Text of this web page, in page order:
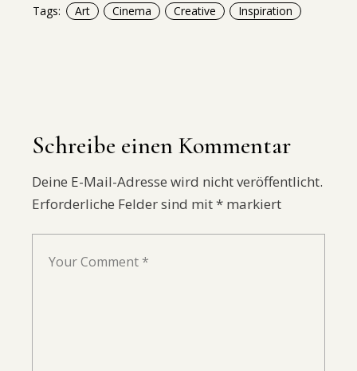
Tags: Art Cinema Creative Inspiration
Schreibe einen Kommentar
Deine E-Mail-Adresse wird nicht veröffentlicht.
Erforderliche Felder sind mit* markiert